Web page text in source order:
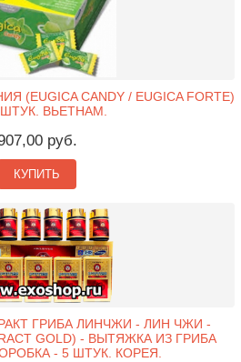
CANDY / EUGICA FORTE)
ШТУК. ВЬЕТНАМ.
руб.
КУПИТЬ
ГРИБА ЛИНЧЖИ - ЛИН ЧЖИ -
GOLD) - ВЫТЯЖКА ИЗ ГРИБА
- 5 ШТУК. КОРЕЯ.